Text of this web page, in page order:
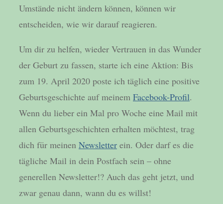
Umstände nicht ändern können, können wir
entscheiden, wie wir darauf reagieren.
Um dir zu helfen, wieder Vertrauen in das Wunder
der Geburt zu fassen, starte ich eine Aktion: Bis
zum 19. April 2020 poste ich täglich eine positive
Geburtsgeschichte auf meinem Facebook-Profil.
Wenn du lieber ein Mal pro Woche eine Mail mit
allen Geburtsgeschichten erhalten möchtest, trag
dich für meinen Newsletter ein. Oder darf es die
tägliche Mail in dein Postfach sein – ohne
generellen Newsletter!? Auch das geht jetzt, und
zwar genau dann, wann du es willst!